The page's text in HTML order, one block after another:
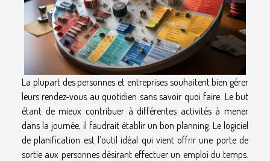
La plupart des personnes et entreprises souhaitent bien gérer
leurs rendez-vous au quotidien sans savoir quoi faire. Le but
étant de mieux contribuer à différentes activités à mener
dans la journée, il faudrait établir un bon planning. Le logiciel
de planification est l’outil idéal qui vient offrir une porte de
sortie aux personnes désirant effectuer un emploi du temps.